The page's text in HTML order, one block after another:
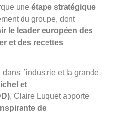
une étape stratégique
du groupe, dont
le leader européen des
et des recettes
l’industrie et la grande
et
, Claire Luquet apporte
de